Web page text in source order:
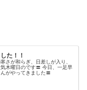
た！！
さが和らぎ、日差しが入り、
のです〓 今日、一足早
がやってきました〓